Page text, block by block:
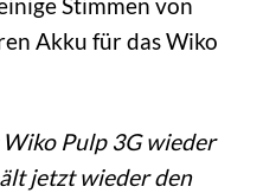
Stimmen von
Akku für das Wiko
Pulp 3G wieder
jetzt wieder den